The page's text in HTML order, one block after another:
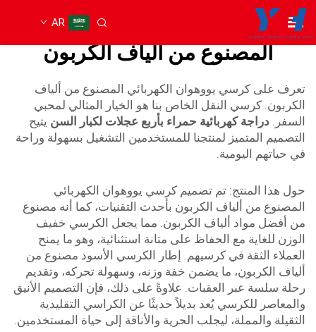
AR
الكرسي المتحرك الكهربائي
المصنوع من ألياف الكربون
تعرف على كرسي يووهوان الكهربائي المصنوع من ألياف
الكربون. كرسي النقل الخاص بنا هو الخيار المثالي لمحبي
السفر. دراجة كهربائية حمراء بأربع عجلات لكبار السن يتيح
التصميم المتميز لمنتجنا للمستخدمين التشغيل بسهولة وراحة
في حياتهم اليومية.
حول هذا المنتج: تم تصميم كرسي يووهوان الكهربائي
المصنوع من ألياف الكربون بأحدث التقنيات، كما أنه مصنوع
من أفضل مواد ألياف الكربون. مما يجعل الكرسي خفيف
الوزن للغاية مع الحفاظ على متانة استثنائية، وهو ما يمنح
العملاء الثقة في كرسيهم. إطار الكرسي الأسود مصنوع من
ألياف الكربون، ما يضمن خفة وزنه، وسهولة تحركه، وتقديم
رحلة سلسة عبر العقبات. علاوةً على ذلك، فإن التصميم الأنيق
والمعاصر للكرسي يُعد بديلاً حديثًا عن الكراسي التقليدية
الثقيلة والمملة، ليجلب الحرية والأناقة إلى حياة المستخدمين.